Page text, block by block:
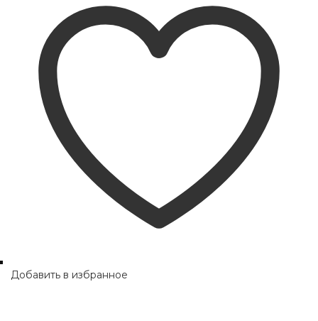
Добавить в избранное